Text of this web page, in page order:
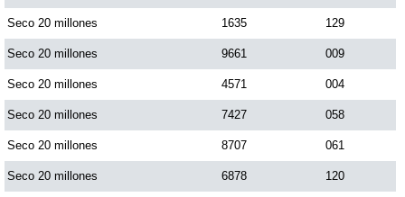
Seco 20 millones 1635 129
Seco 20 millones 9661 009
Seco 20 millones 4571 004
Seco 20 millones 7427 058
Seco 20 millones 8707 061
Seco 20 millones 6878 120